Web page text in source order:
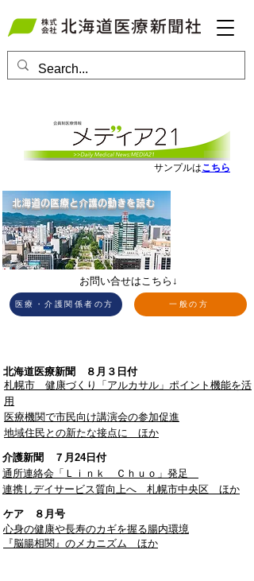
サンプルはこちら
医療・介護関係者の方 一般の方
お問い合せはこちら↓
北海道の医療と介護の動きを読む
北海道医療新聞 ​８月３日付
札幌市 健康づくり「アルカサル」ポイント機能を活
用
医療機関で市民向け講演会の参加促進
地域住民との新たな接点に ほか
介護新聞 ７月24日付​ ​​
通所連絡会「Ｌｉｎｋ Ｃｈｕｏ」発足
連携しデイサービス質向上へ 札幌市中央区 ほか
ケア ８月号
心身の健康や長寿のカギを握る腸内環境
『脳腸相関』のメカニズム ほか